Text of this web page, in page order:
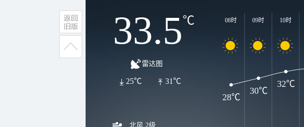
33.5℃
雷达图
31℃
25℃
北风 2级
08时 09时 10时
28℃
30℃
32℃